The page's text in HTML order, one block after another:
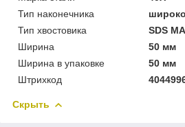
Тип наконечника
Тип хвостовика
SDS
Ширина
50 мм
Ширина в упаковке
50 мм
Штрихкод
Скрыть